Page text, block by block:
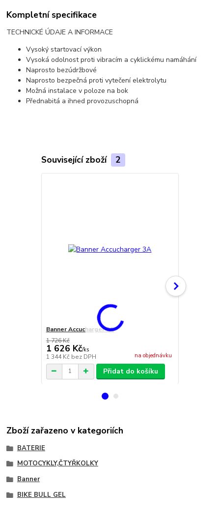
Kompletní specifikace
TECHNICKÉ ÚDAJE A INFORMACE
Vysoký startovací výkon
Vysoká odolnost proti vibracím a cyklickému namáhání
Naprosto bezúdržbové
Naprosto bezpečná proti vytečení elektrolytu
Možná instalace v poloze na bok
Přednabitá a ihned provozuschopná
Související zboží 2
Banner Accucharger 3A
1 726 Kč
1 626 Kč/ks
1 344 Kč bez DPH na objednávku
Přidat do košíku
Zboží zařazeno v kategoriích
BATERIE
MOTOCYKLY,ČTYŘKOLKY
Banner
BIKE BULL GEL